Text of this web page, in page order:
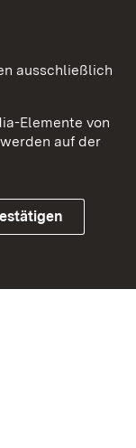
ausschließlich
Elemente von
auf der